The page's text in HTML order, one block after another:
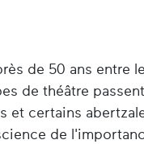
de 50 ans entre
de théâtre
et certains
de